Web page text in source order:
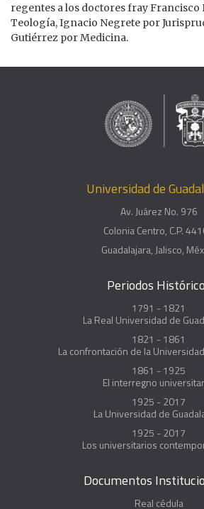
regentes a los doctores fray Francisco
Teología, Ignacio Negrete por
Gutiérrez por Medicina.
Universidad de
Av. Juárez No. 976
Colonia Centro, C.P.
Guadalajara, Jalisco,
Periodos
1791 - 1821
La Real Universidad de
1821 - 1861
La confrontación de la
1861 - 1925
El interregno
1925 - 2017
La Universidad de
1925 - 2017
Los universitarios
Documentos
Real cédula